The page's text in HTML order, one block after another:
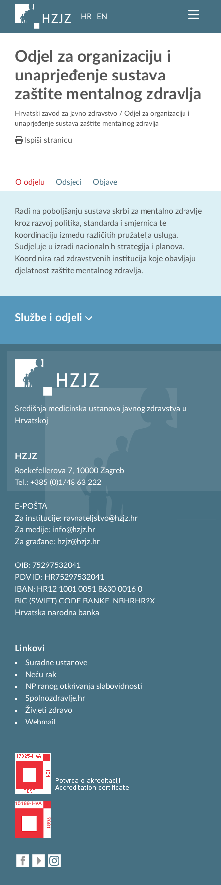
HR EN
Odjel za organizaciju i
unaprjeđenje sustava
zaštite mentalnog zdravlja
Hrvatski zavod za javno zdravstvo / Odjel za organizaciju i
unaprjeđenje sustava zaštite mentalnog zdravlja
Ispiši stranicu
O odjelu Odsjeci Objave
Radi na poboljšanju sustava skrbi za mentalno zdravlje
kroz razvoj politika, standarda i smjernica te
koordinaciju između različitih pružatelja usluga.
Sudjeluje u izradi nacionalnih strategija i planova.
Koordinira rad zdravstvenih institucija koje obavljaju
djelatnost zaštite mentalnog zdravlja.
Službe i odjeli
Središnja medicinska ustanova javnog zdravstva u
Hrvatskoj
HZJZ
Rockefellerova 7, 10000 Zagreb
Tel.: +385 (0)1/48 63 222
E-POŠTA
Za institucije: ravnateljstvo@hzjz.hr
Za medije: info@hzjz.hr
Za građane: hzjz@hzjz.hr
OIB: 75297532041
PDV ID: HR75297532041
IBAN: HR12 1001 0051 8630 0016 0
BIC (SWIFT) CODE BANKE: NBHRHR2X
Hrvatska narodna banka
Linkovi
Suradne ustanove
Neću rak
NP ranog otkrivanja slabovidnosti
Spolnozdravlje.hr
Živjeti zdravo
Webmail